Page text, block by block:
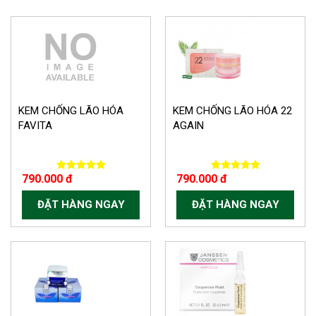
KEM CHỐNG LÃO HÓA
FAVITA
790.000 đ
ĐẶT HÀNG NGAY
KEM CHỐNG LÃO HÓA 22
AGAIN
790.000 đ
ĐẶT HÀNG NGAY